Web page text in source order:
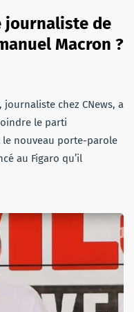
journaliste de
Macron ?
journaliste chez CNews, a
le parti
le nouveau porte-parole
au Figaro qu’il